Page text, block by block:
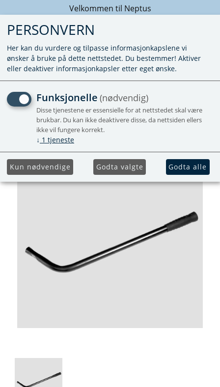
Velkommen til Neptus
PÅFØRINGSARM MOVER
SR (02-2010-06/2017)
PERSONVERN
Her kan du vurdere og tilpasse informasjonkapslene vi
ønsker å bruke på dette nettstedet. Du bestemmer! Aktiver
eller deaktiver informasjonkapsler etter eget ønske.
Funksjonelle (nødvendig)
Disse tjenestene er essensielle for at nettstedet skal være
brukbar. Du kan ikke deaktivere disse, da nettsiden ellers
ikke vil fungere korrekt.
↓ 1 tjeneste
Kun nødvendige Godta valgte Godta alle